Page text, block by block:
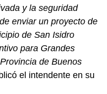
y la seguridad
enviar un proyecto de
de San Isidro
para Grandes
de Buenos
el intendente en su